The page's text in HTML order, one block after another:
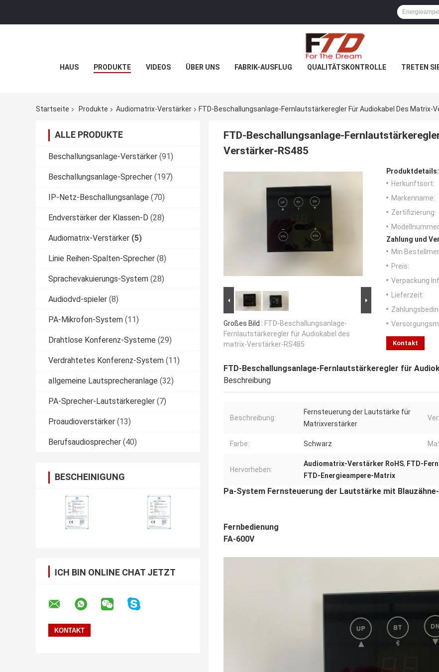
HAUS PRODUKTE VIDEOS ÜBER UNS FABRIK-AUSFLUG QUALITÄTSKONTROLLE TRETEN
Startseite Produkte Audiomatrix-Verstärker FTD-Beschallungsanlage-Fernlautstärkeregler Für Audiokabel Des Matrix-
ALLE PRODUKTE
Beschallungsanlage-Verstärker (91)
Beschallungsanlage-Sprecher (197)
IP-Netz-Beschallungsanlage (70)
Endverstärker der Klassen-D (28)
Audiomatrix-Verstärker (5)
Linie Reihen-Spalten-Sprecher (8)
Sprachevakuierungs-System (28)
Audiodvd-spieler (8)
PA-Mikrofon-System (11)
Drahtlose Konferenz-Systeme (29)
Verdrahtetes Konferenz-System (11)
allgemeine Lautsprecheranlage (32)
PA-Sprecher-Lautstärkeregler (7)
Proaudioverstärker (13)
Berufsaudiosprecher (40)
BESCHEINIGUNG
ICH BIN ONLINE CHAT JETZT
FTD-Beschallungsanlage-
Verstärker-RS485
Großes Bild : FTD-Beschallungsanlage-
Fernlautstärkeregler für Audiokabel des
matrix-Verstärker-RS485
Produktdetails:
Herkunftsort:
Markenname:
Zertifizierung:
Zahlung und
Min
Preis:
Verpackung
Lieferzeit:
Kontakt
FTD-Beschallungsanlage-Fernlautstärkeregler für
Beschreibung
Beschreibung:
Fernsteuerung der Lautstärke für
Matrixverstärker
Farbe: Schwarz
Hervorheben:
Audiomatrix-Verstärker RoHS, FTD-
FTD-Energieampere-Matrix
Pa-System Fernsteuerung der Lautstärke mit
Fernbedienung
FA-600V